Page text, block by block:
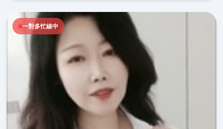
一對多忙線中